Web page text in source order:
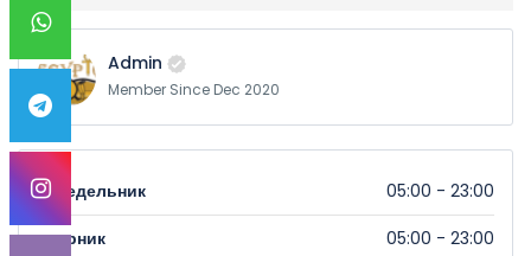
Admin
Member Since Dec 2020
понедельник
05:00 - 23:00
вторник
05:00 - 23:00